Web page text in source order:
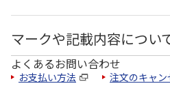
マークや記載内容につい
よくあるお問い合わせ
お支払い方法 注文のキャ